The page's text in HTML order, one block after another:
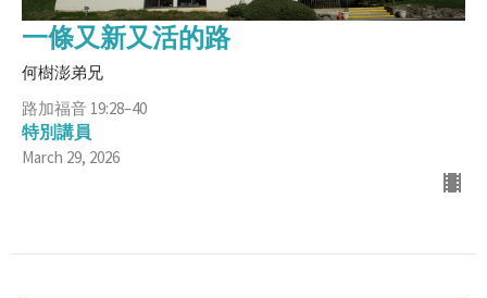
一條又新又活的路
何樹澎弟兄
路加福音 19:28–40
特別講員
March 29, 2026